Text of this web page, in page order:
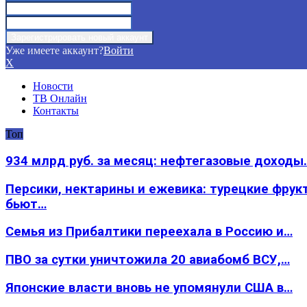
Уже имеете аккаунт?Войти
X
Новости
ТВ Онлайн
Контакты
Топ
934 млрд руб. за месяц: нефтегазовые
Персики, нектарины и ежевика: турецкие
бьют…
Семья из Прибалтики переехала в Россию и…
ПВО за сутки уничтожила 20 авиабомб ВСУ,…
Японские власти вновь не упомянули США в…